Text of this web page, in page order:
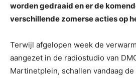
worden gedraaid en er de
verschillende zomerse acties op
Terwijl afgelopen week de
aangezet in de radiostudio van
Martinetplein, schallen vandaag de